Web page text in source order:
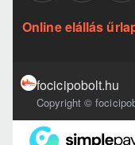
Online elállás
focicipobolt.hu
Copyright ©